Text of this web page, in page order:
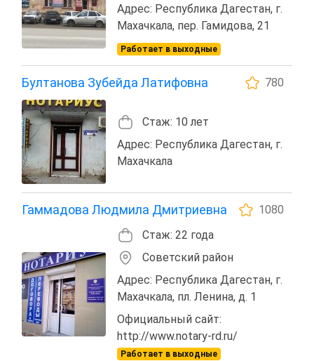
Адрес: Республика Дагестан, г.
Махачкала, пер. Гамидова, 21
Работает в выходные
Бултанова Зубейда Латифовна 780
Стаж: 10 лет
Адрес: Республика Дагестан, г.
Махачкала
Гаммадова Людмила Дмитриевна
1080
Стаж: 22 года
Советский район
Адрес: Республика Дагестан, г.
Махачкала, пл. Ленина, д. 1
Официальный сайт:
http://www.notary-rd.ru/
Работает в выходные